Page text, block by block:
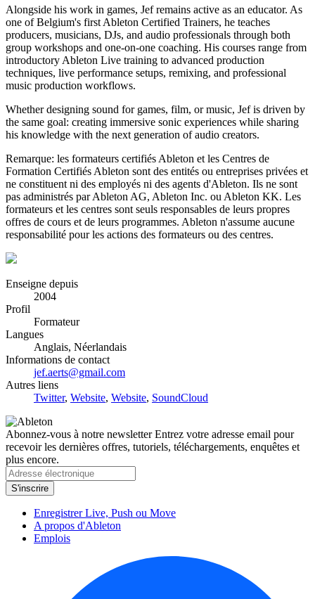
Alongside his work in games, Jef remains active as an educator. As
one of Belgium's first Ableton Certified Trainers, he teaches
producers, musicians, DJs, and audio professionals through both
group workshops and one-on-one coaching. His courses range from
introductory Ableton Live training to advanced production
techniques, live performance setups, remixing, and professional
music production workflows.
Whether designing sound for games, film, or music, Jef is driven by
the same goal: creating immersive sonic experiences while sharing
his knowledge with the next generation of audio creators.
Remarque: les formateurs certifiés Ableton et les Centres de
Formation Certifiés Ableton sont des entités ou entreprises privées et
ne constituent ni des employés ni des agents d'Ableton. Ils ne sont
pas administrés par Ableton AG, Ableton Inc. ou Ableton KK. Les
formateurs et les centres sont seuls responsables de leurs propres
offres de cours et de leurs programmes. Ableton n'assume aucune
responsabilité pour les actions des formateurs ou des centres.
Enseigne depuis
2004
Profil
Formateur
Langues
Anglais, Néerlandais
Informations de contact
jef.aerts@gmail.com
Autres liens
Twitter, Website, Website, SoundCloud
Abonnez-vous à notre newsletterEntrez votre adresse email pour
recevoir les dernières offres, tutoriels, téléchargements, enquêtes et
plus encore.
Enregistrer Live, Push ou Move
A propos d'Ableton
Emplois